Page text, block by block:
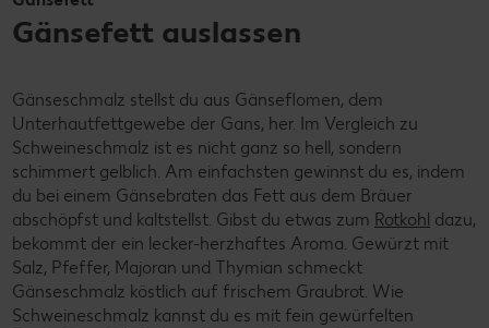
Gänsefett auslassen
Gänseschmalz stellst du aus Gänseflomen, dem
Unterhautfettgewebe der Gans, her. Im Vergleich zu
Schweineschmalz ist es nicht ganz so hell, sondern
schimmert gelblich. Am einfachsten gewinnst du es, indem
du bei einem Gänsebraten das Fett aus dem Bräuer
abschöpfst und kaltstellst. Gibst du etwas zum Rotkohl dazu,
bekommt der ein lecker-herzhaftes Aroma. Gewürzt mit
Salz, Pfeffer, Majoran und Thymian schmeckt
Gänseschmalz köstlich auf frischem Graubrot. Wie
Schweineschmalz kannst du es mit fein gewürfelten